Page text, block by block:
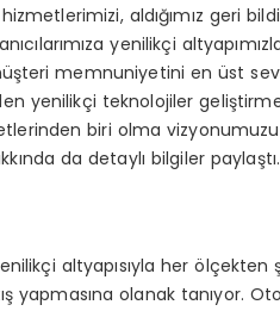
aldığımız geri
yenilikçi
memnuniyetini en üst
yenilikçi teknolojiler
biri olma
da detaylı bilgiler paylaştı.
altyapısıyla her
yapmasına olanak tanıyor.